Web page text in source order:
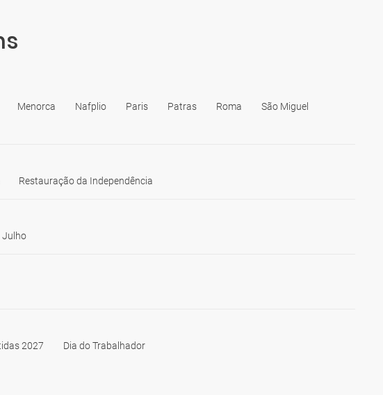
Menorca Nafplio Paris Patras Roma
São Miguel
Restauração da Independência
Julho
2027 Dia do Trabalhador